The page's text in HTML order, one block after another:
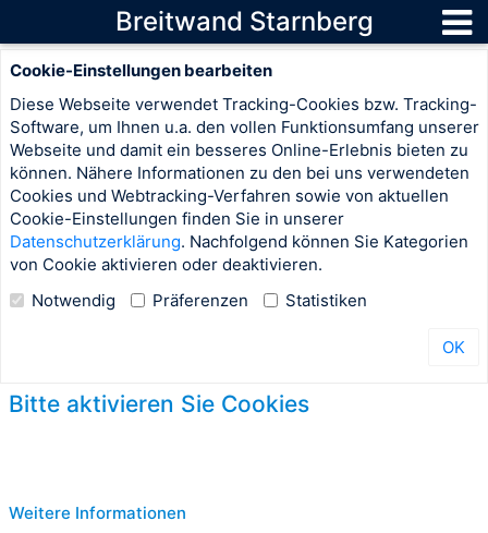
Breitwand Starnberg
Cookie-Einstellungen bearbeiten
Diese Webseite verwendet Tracking-Cookies bzw. Tracking-
Software, um Ihnen u.a. den vollen Funktionsumfang unserer
Webseite und damit ein besseres Online-Erlebnis bieten zu
können. Nähere Informationen zu den bei uns verwendeten
Cookies und Webtracking-Verfahren sowie von aktuellen
Cookie-Einstellungen finden Sie in unserer
Datenschutzerklärung. Nachfolgend können Sie Kategorien
von Cookie aktivieren oder deaktivieren.
Notwendig
Präferenzen Statistiken
OK
Bitte aktivieren Sie Cookies
Weitere Informationen